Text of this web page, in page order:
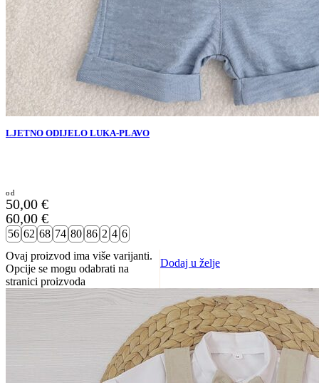
LJETNO ODIJELO LUKA-PLAVO
50,00 €
60,00 €
56 62 68 74 80 86 2 4 6
Ovaj proizvod ima više varijanti.
Opcije se mogu odabrati na
stranici proizvoda
Dodaj u želje